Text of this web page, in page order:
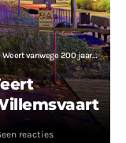
200 jaar Zuid-Willemsvaart
reacties